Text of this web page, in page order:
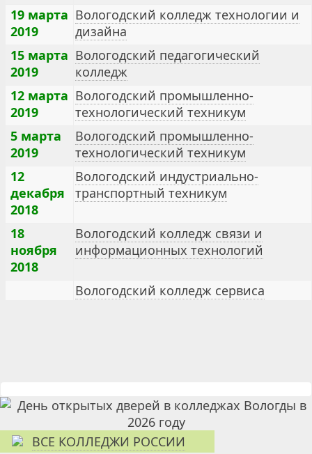
19 марта
2019
Вологодский колледж технологии и
дизайна
15 марта
2019
Вологодский педагогический
колледж
12 марта
2019
Вологодский промышленно-
технологический техникум
5 марта
2019
Вологодский промышленно-
технологический техникум
12
декабря
2018
Вологодский индустриально-
транспортный техникум
18
ноября
2018
Вологодский колледж связи и
информационных технологий
Вологодский колледж сервиса
ВСЕ КОЛЛЕДЖИ РОССИИ